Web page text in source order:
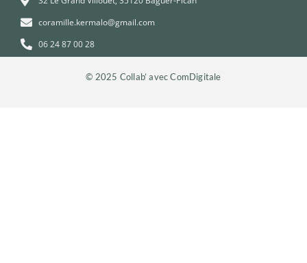
coramille.kermalo@gmail.com
06 24 87 00 28
© 2025 Collab’ avec ComDigitale